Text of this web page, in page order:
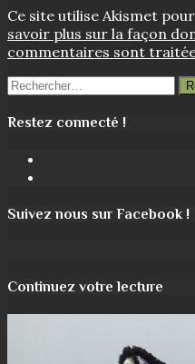
Ce site utilise Akismet
savoir plus sur la façon
commentaires sont
Rechercher :
Restez connecté !
Suivez nous sur Facebook !
Continuez votre lecture